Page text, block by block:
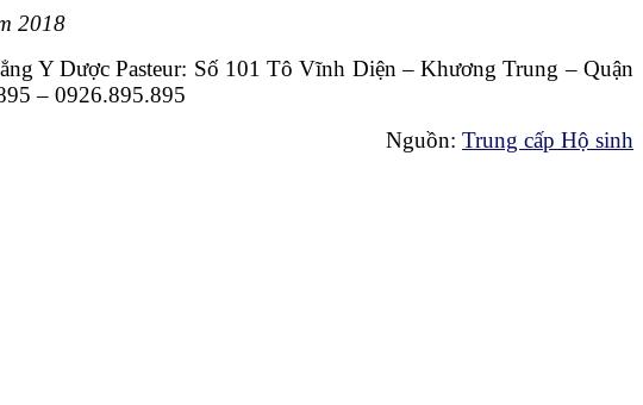
2018
Y Dược Pasteur: Số 101 Tô Vĩnh Diện – Khương Trung – Quận
– 0926.895.895
Nguồn: Trung cấp Hộ sinh